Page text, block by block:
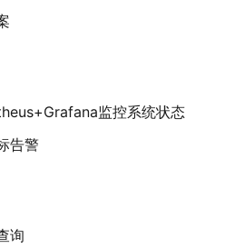
监控系统状态
告警
询